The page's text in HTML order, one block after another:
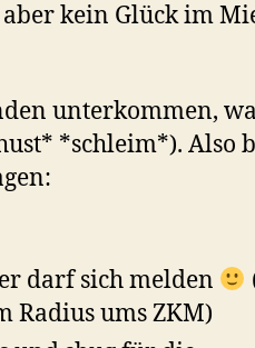
kein Glück im
unterkommen,
*schleim*). Also
darf sich melden
Radius ums ZKM)